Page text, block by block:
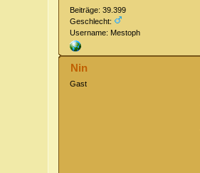
Beiträge: 39.399
Geschlecht:
Username: Mestoph
Nin
Gast